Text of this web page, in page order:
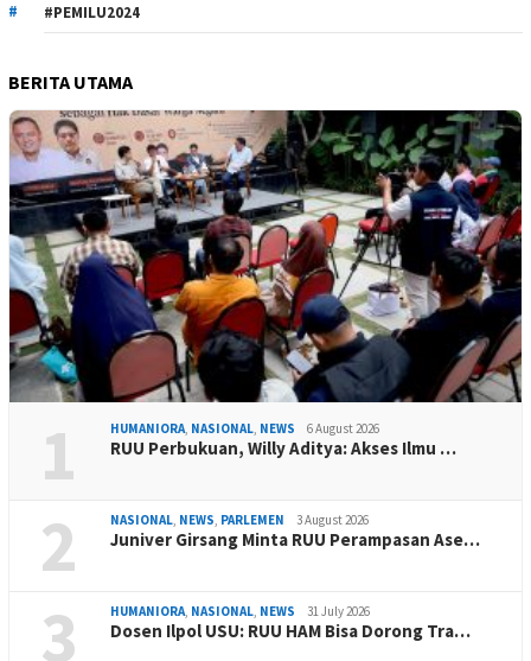
#PEMILU2024
BERITA UTAMA
1 HUMANIORA, NASIONAL, NEWS 6 August 2026
RUU Perbukuan, Willy Aditya: Akses Ilmu …
2 NASIONAL, NEWS, PARLEMEN 3 August 2026
Juniver Girsang Minta RUU Perampasan Ase…
3 HUMANIORA, NASIONAL, NEWS 31 July 2026
Dosen Ilpol USU: RUU HAM Bisa Dorong Tra…